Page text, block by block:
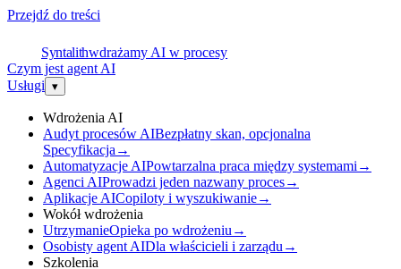
Przejdź do treści
Syntalithwdrażamy AI w procesy
Czym jest agent AI
Usługi ▾
Wdrożenia AI
Audyt procesów AIBezpłatny skan, opcjonalna
Specyfikacja →
Automatyzacje AIPowtarzalna praca między systemami →
Agenci AIProwadzi jeden nazwany proces→
Aplikacje AICopiloty i wyszukiwanie→
Wokół wdrożenia
UtrzymanieOpieka po wdrożeniu →
Osobisty agent AIDla właścicieli i zarządu →
Szkolenia